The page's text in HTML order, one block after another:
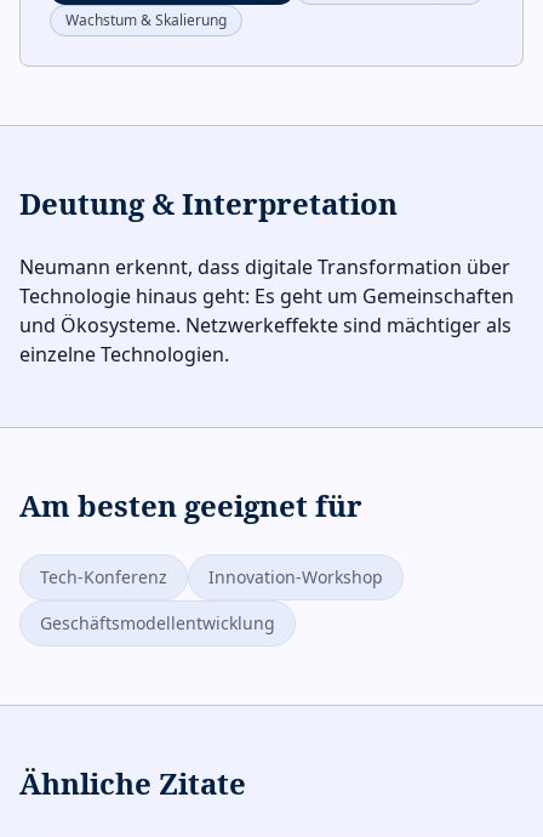
Wachstum & Skalierung
Deutung & Interpretation
Neumann erkennt, dass digitale Transformation über
Technologie hinaus geht: Es geht um Gemeinschaften
und Ökosysteme. Netzwerkeffekte sind mächtiger als
einzelne Technologien.
Am besten geeignet für
Tech-Konferenz
Innovation-Workshop
Geschäftsmodellentwicklung
Ähnliche Zitate